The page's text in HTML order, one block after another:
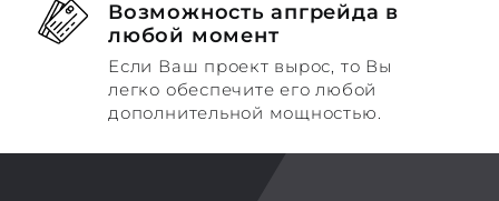
Возможность апгрейда в
любой момент
Если Ваш проект вырос, то Вы
легко обеспечите его любой
дополнительной мощностью.